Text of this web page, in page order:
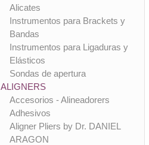
Alicates
Instrumentos para Brackets y
Bandas
Instrumentos para Ligaduras y
Elásticos
Sondas de apertura
ALIGNERS
Accesorios - Alineadorers
Adhesivos
Aligner Pliers by Dr. DANIEL
ARAGON